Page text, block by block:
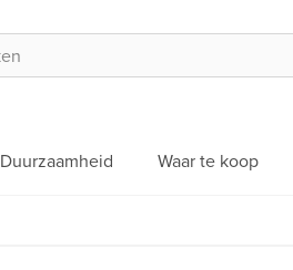
Duurzaamheid Waar te koop